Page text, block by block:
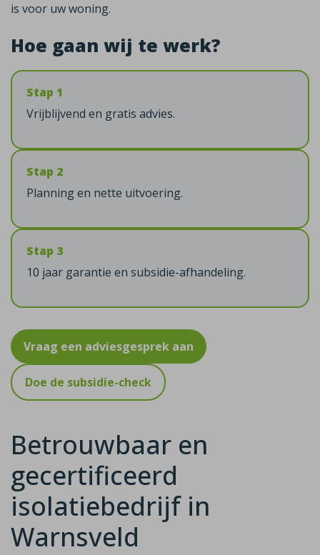
is voor uw woning.
Hoe gaan wij te werk?
Stap 1
Vrijblijvend en gratis advies.
Stap 2
Planning en nette uitvoering.
Stap 3
10 jaar garantie en subsidie-afhandeling.
Vraag een adviesgesprek aan
Doe de subsidie-check
Betrouwbaar en
gecertificeerd
isolatiebedrijf in
Warnsveld